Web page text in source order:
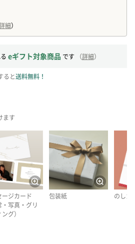
eギフト対象商品 です （詳細）
ると送料無料！
ます
ージカード
・写真・グリ
グ）
包装紙 のしカ